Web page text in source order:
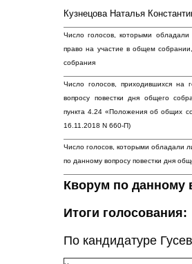
Кузнецова Наталья
Число голосов, которыми
право на участие в общем
собрания
Число голосов, приходившихся
вопросу повестки дня общего
пункта 4.24 «Положения об общих
16.11.2018 N 660-П)
Число голосов, которыми обладали
по данному вопросу повестки дня
Кворум по данному
Итоги голосования:
По кандидатуре